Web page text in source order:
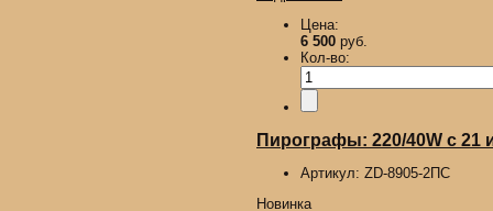
Цена:
6 500 руб.
Кол-во:
Пирографы: 220/40W с 21
Артикул: ZD-8905-2ПС
Новинка